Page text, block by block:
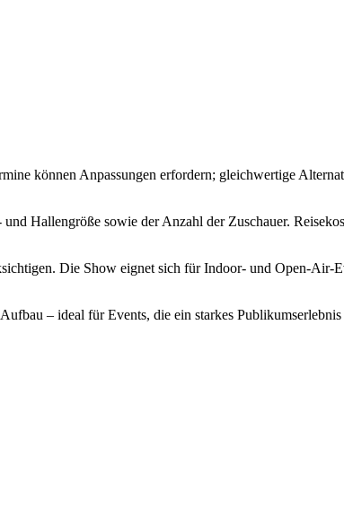
können Anpassungen erfordern; gleichwertige
Hallengröße sowie der Anzahl der Zuschauer.
Die Show eignet sich für Indoor- und Open-Air-
– ideal für Events, die ein starkes Publikumserlebnis